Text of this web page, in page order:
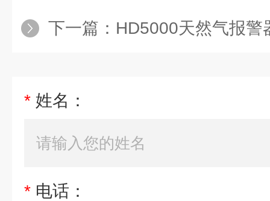
下一篇： HD5000天然气报警
* 姓名：
* 电话：